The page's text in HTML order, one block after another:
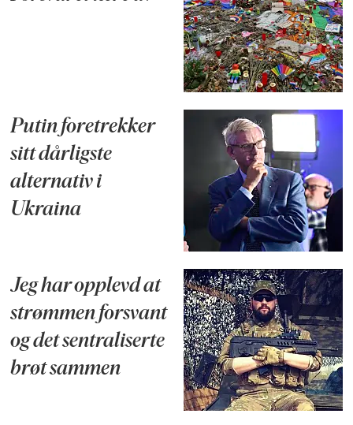
Putin foretrekker
sitt dårligste
alternativ i
Ukraina
Jeg har opplevd at
strømmen forsvant
og det sentraliserte
brøt sammen